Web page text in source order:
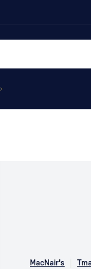
MacNair's